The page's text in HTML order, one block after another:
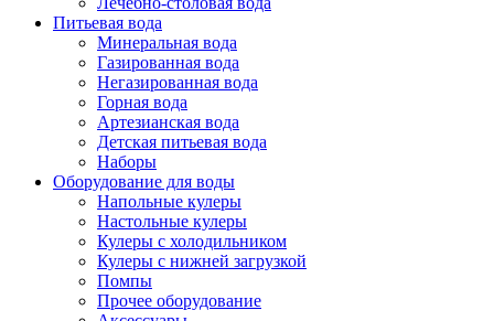
Питьевая вода
Минеральная вода
Газированная вода
Негазированная вода
Горная вода
Артезианская вода
Детская питьевая вода
Наборы
Оборудование для воды
Напольные кулеры
Настольные кулеры
Кулеры с холодильником
Кулеры с нижней загрузкой
Помпы
Прочее оборудование